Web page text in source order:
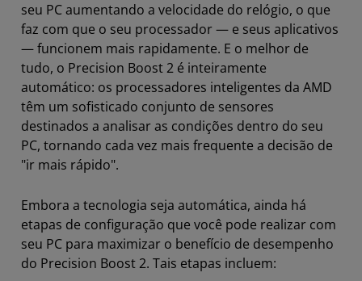
seu PC aumentando a velocidade do relógio, o que
faz com que o seu processador — e seus aplicativos
— funcionem mais rapidamente. E o melhor de
tudo, o Precision Boost 2 é inteiramente
automático: os processadores inteligentes da AMD
têm um sofisticado conjunto de sensores
destinados a analisar as condições dentro do seu
PC, tornando cada vez mais frequente a decisão de
"ir mais rápido".
Embora a tecnologia seja automática, ainda há
etapas de configuração que você pode realizar com
seu PC para maximizar o benefício de desempenho
do Precision Boost 2. Tais etapas incluem: